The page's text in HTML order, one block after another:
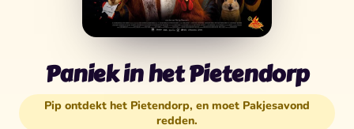
Paniek in het Pietendorp
Pip ontdekt het Pietendorp, en moet Pakjesavond
redden.